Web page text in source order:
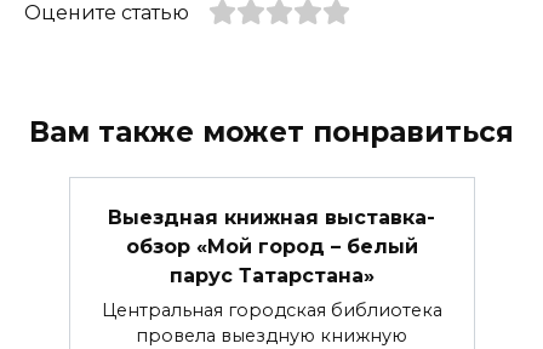
Оцените статью
Вам также может понравиться
Выездная книжная выставка-
обзор «Мой город – белый
парус Татарстана»
Центральная городская библиотека
провела выездную книжную